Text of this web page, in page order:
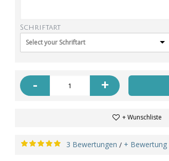
Schriftart
Select your Schriftart
- +
+ Wunschliste
3 Bewertungen / + Bewertung